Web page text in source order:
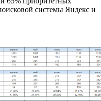
системы Яндекс и